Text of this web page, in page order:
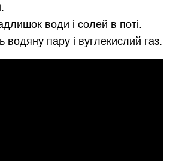
води і солей в поті.
водяну пару і вуглекислий газ.